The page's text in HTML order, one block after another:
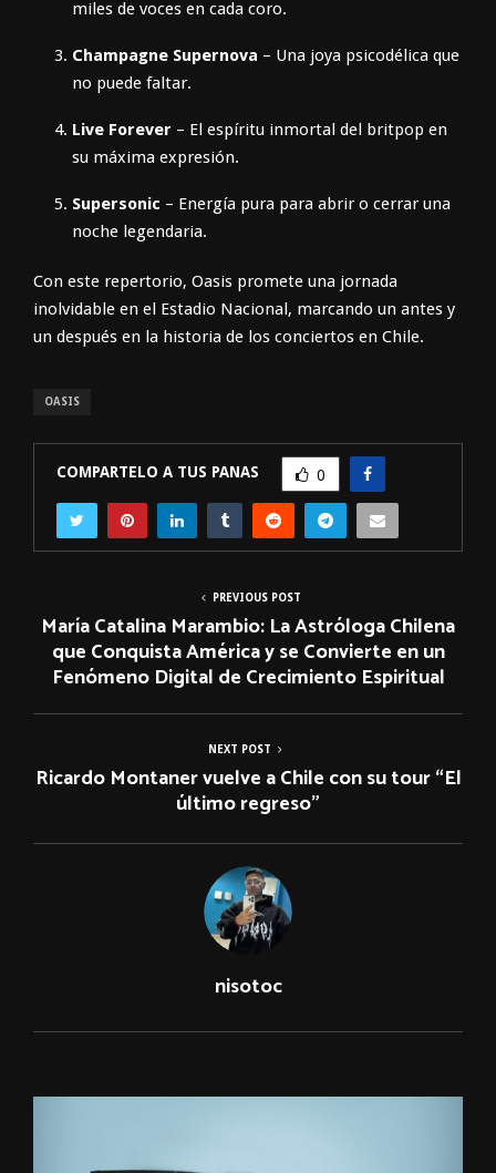
miles de voces en cada coro.
Champagne Supernova – Una joya psicodélica que
no puede faltar.
Live Forever – El espíritu inmortal del britpop en
su máxima expresión.
Supersonic – Energía pura para abrir o cerrar una
noche legendaria.
Con este repertorio, Oasis promete una jornada
inolvidable en el Estadio Nacional, marcando un antes y
un después en la historia de los conciertos en Chile.
OASIS
COMPARTELO A TUS PANAS 0
PREVIOUS POST
María Catalina Marambio: La Astróloga Chilena
que Conquista América y se Convierte en un
Fenómeno Digital de Crecimiento Espiritual
NEXT POST
Ricardo Montaner vuelve a Chile con su tour “El
último regreso”
nisotoc